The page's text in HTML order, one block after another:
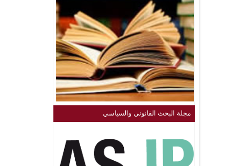
مجلة البحث القانوني والسياسي